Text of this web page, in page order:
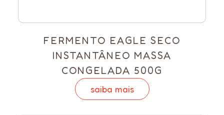
FERMENTO EAGLE SECO
INSTANTÂNEO MASSA
CONGELADA 500G
saiba mais